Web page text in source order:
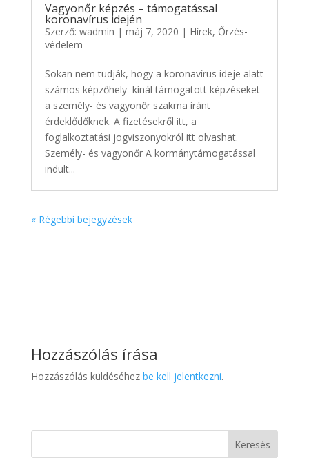
Vagyonőr képzés – támogatással
koronavírus idején
Szerző: wadmin | máj 7, 2020 | Hírek, Őrzés-
védelem
Sokan nem tudják, hogy a koronavírus ideje alatt
számos képzőhely kínál támogatott képzéseket
a személy- és vagyonőr szakma iránt
érdeklődőknek. A fizetésekről itt, a
foglalkoztatási jogviszonyokról itt olvashat.
Személy- és vagyonőr A kormánytámogatással
indult...
« Régebbi bejegyzések
Hozzászólás írása
Hozzászólás küldéséhez be kell jelentkezni.